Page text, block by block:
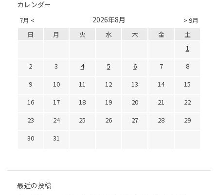
カレンダー
7月 < > 9月
2026年8月
日 月 火 水 木 金
土
1
2
3 4 5 6 7
8
9
10 11 12 13 14
15
16
17 18 19 20 21
22
23
24 25 26 27 28
29
30
31
最近の投稿